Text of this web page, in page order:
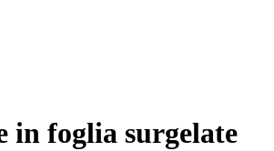
in foglia surgelate